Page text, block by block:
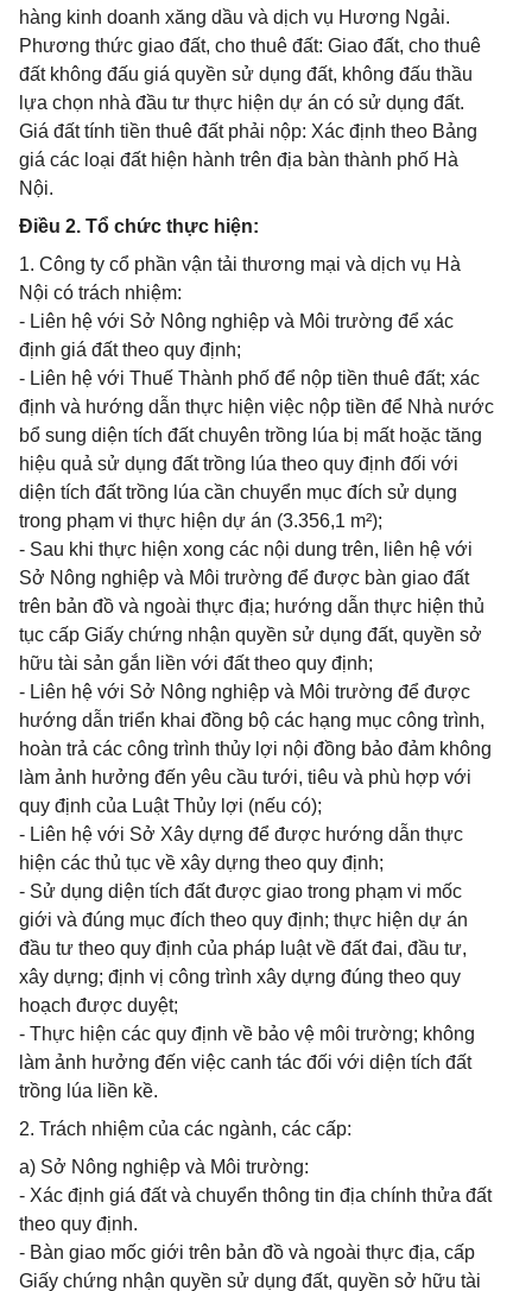
hàng kinh doanh xăng dầu và dịch vụ Hương Ngải.
Phương thức giao đất, cho thuê đất: Giao đất, cho thuê
đất không đấu giá quyền sử dụng đất, không đấu thầu
lựa chọn nhà đầu tư thực hiện dự án có sử dụng đất.
Giá đất tính tiền thuê đất phải nộp: Xác định theo Bảng
giá các loại đất hiện hành trên địa bàn thành phố Hà
Nội.
Điều 2. Tổ chức thực hiện:
1. Công ty cổ phần vận tải thương mại và dịch vụ Hà
Nội có trách nhiệm:
- Liên hệ với Sở Nông nghiệp và Môi trường để xác
định giá đất theo quy định;
- Liên hệ với Thuế Thành phố để nộp tiền thuê đất; xác
định và hướng dẫn thực hiện việc nộp tiền để Nhà nước
bổ sung diện tích đất chuyên trồng lúa bị mất hoặc tăng
hiệu quả sử dụng đất trồng lúa theo quy định đối với
diện tích đất trồng lúa cần chuyển mục đích sử dụng
trong phạm vi thực hiện dự án (3.356,1 m²);
- Sau khi thực hiện xong các nội dung trên, liên hệ với
Sở Nông nghiệp và Môi trường để được bàn giao đất
trên bản đồ và ngoài thực địa; hướng dẫn thực hiện thủ
tục cấp Giấy chứng nhận quyền sử dụng đất, quyền sở
hữu tài sản gắn liền với đất theo quy định;
- Liên hệ với Sở Nông nghiệp và Môi trường để được
hướng dẫn triển khai đồng bộ các hạng mục công trình,
hoàn trả các công trình thủy lợi nội đồng bảo đảm không
làm ảnh hưởng đến yêu cầu tưới, tiêu và phù hợp với
quy định của Luật Thủy lợi (nếu có);
- Liên hệ với Sở Xây dựng để được hướng dẫn thực
hiện các thủ tục về xây dựng theo quy định;
- Sử dụng diện tích đất được giao trong phạm vi mốc
giới và đúng mục đích theo quy định; thực hiện dự án
đầu tư theo quy định của pháp luật về đất đai, đầu tư,
xây dựng; định vị công trình xây dựng đúng theo quy
hoạch được duyệt;
- Thực hiện các quy định về bảo vệ môi trường; không
làm ảnh hưởng đến việc canh tác đối với diện tích đất
trồng lúa liền kề.
2. Trách nhiệm của các ngành, các cấp:
a) Sở Nông nghiệp và Môi trường:
- Xác định giá đất và chuyển thông tin địa chính thửa đất
theo quy định.
- Bàn giao mốc giới trên bản đồ và ngoài thực địa, cấp
Giấy chứng nhận quyền sử dụng đất, quyền sở hữu tài